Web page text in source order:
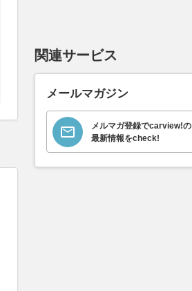
関連サービス
メールマガジン
メルマガ登録でcarview!の
最新情報をcheck!